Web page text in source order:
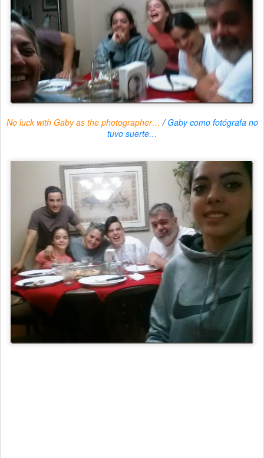
No luck with Gaby as the photographer… /Gaby como fotógrafa no
tuvo suerte…